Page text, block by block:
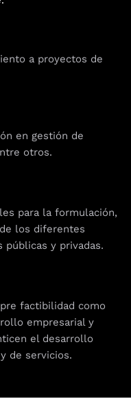
a proyectos de
en gestión de
otros.
para la formulación,
los diferentes
públicas y privadas.
factibilidad como
empresarial y
el desarrollo
de servicios.